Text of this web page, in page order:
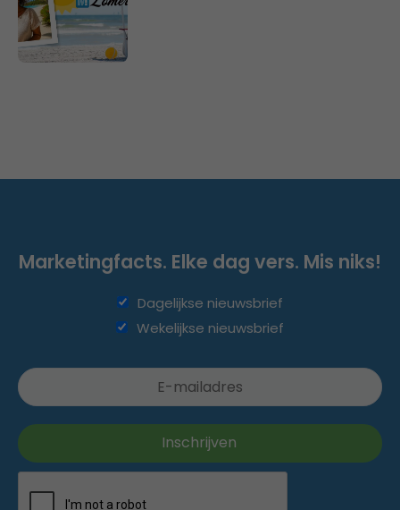
Marketingfacts. Elke dag vers. Mis niks!
Dagelijkse nieuwsbrief
Wekelijkse nieuwsbrief